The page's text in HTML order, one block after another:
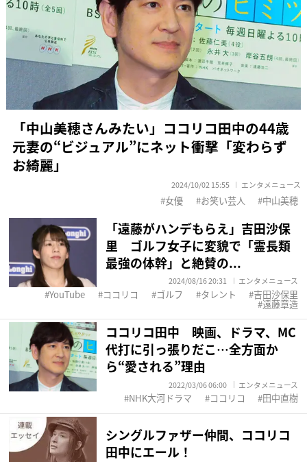
「中山美穂さんみたい」ココリコ田中の44歳
元妻の“ビジュアル”にネット衝撃「変わらず
お綺麗」
2024/10/02 15:55 エンタメニュース
女優 お笑い芸人 中山美穂
「遠藤がハンデもらえ」吉田沙保
里 ゴルフ女子に変貌で「霊長類
最強の体幹」と絶賛の...
2024/08/16 20:31 エンタメニュース
YouTube ココリコ ゴルフ タレント 吉田沙保里
遠藤章造
ココリコ田中 映画、ドラマ、MC
代打に引っ張りだこ…全方面か
ら“愛される”理由
2022/03/06 06:00 エンタメニュース
NHK大河ドラマ ココリコ 田中直樹
シングルファザー仲間、ココリコ
田中にエール！